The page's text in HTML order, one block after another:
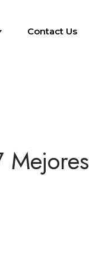
Contact Us
Mejores